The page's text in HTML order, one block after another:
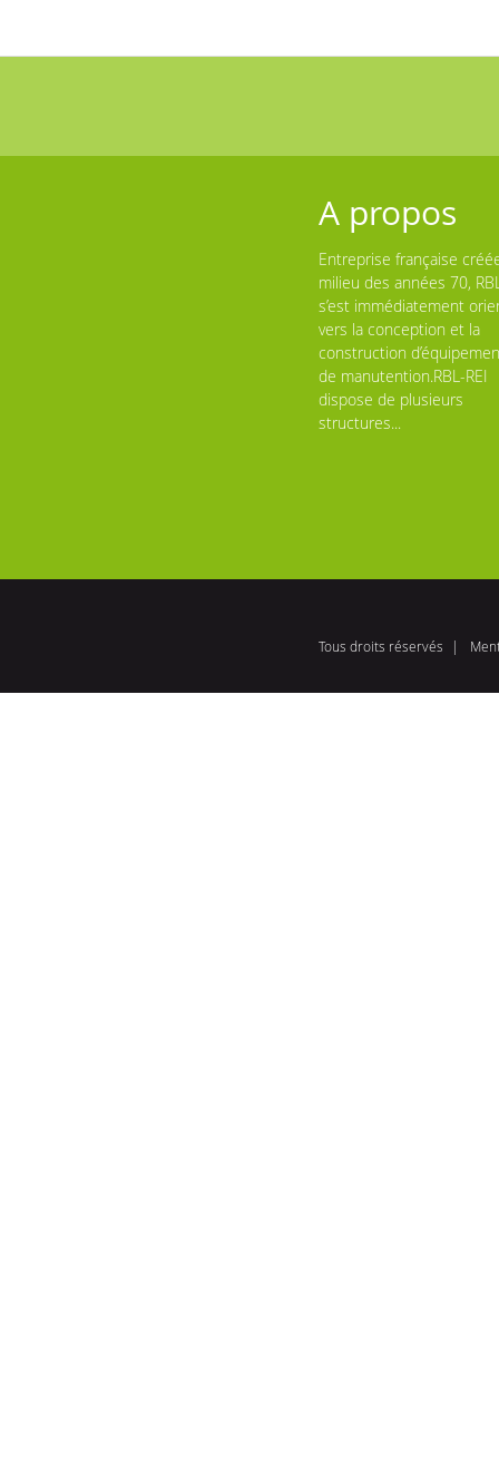
A propos
Entreprise française
milieu des années 70,
s’est immédiatement
vers la conception et la
construction
de manutention.RBL-REI
dispose de plusieurs
structures...
Tous droits réservés